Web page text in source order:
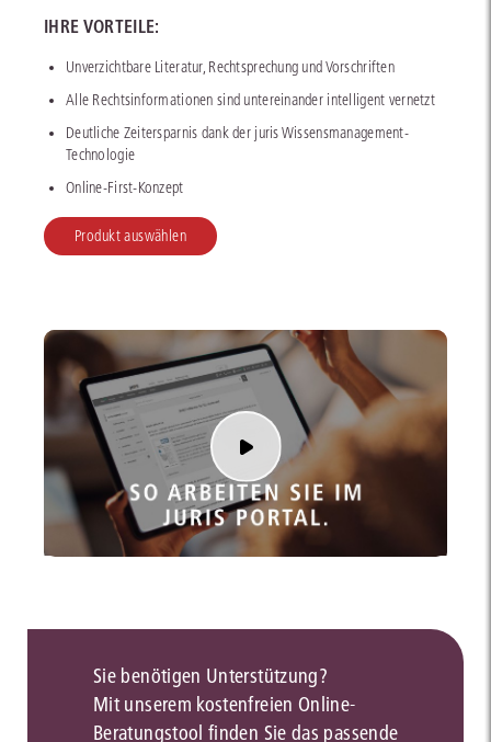
IHRE VORTEILE:
Unverzichtbare Literatur, Rechtsprechung und Vorschriften
Alle Rechtsinformationen sind untereinander intelligent vernetzt
Deutliche Zeitersparnis dank der juris Wissensmanagement-
Technologie
Online-First-Konzept
Produkt auswählen
Sie benötigen Unterstützung?
Mit unserem kostenfreien Online-
Beratungstool finden Sie das passende